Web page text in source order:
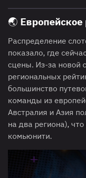
🌏
Распределение
показало, где
сцены. Из-за новой
региональных
большинство
команды из
Австралия и Азия
на два региона),
комьюнити.